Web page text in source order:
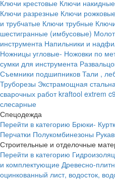
Ключи крестовые Ключи накидные
Ключи разрезные Ключи
и трубчатые Ключи трубные
шестигранные (имбусовые)
инструмента Напильники и
Ножницы угловые- Ножовки по
сумки для инструмента
Съемники подшипников Тали ,
Труборезы Экстрамощная
сварочных работ kraftool extrem
слесарные
Спецодежда
Перейти в категорию Брюки-
Перчатки Полукомбинезоны
Строительные и отделочные
Перейти в категорию
и комплектующие Древесно-
оцинкованный лист, водосток,